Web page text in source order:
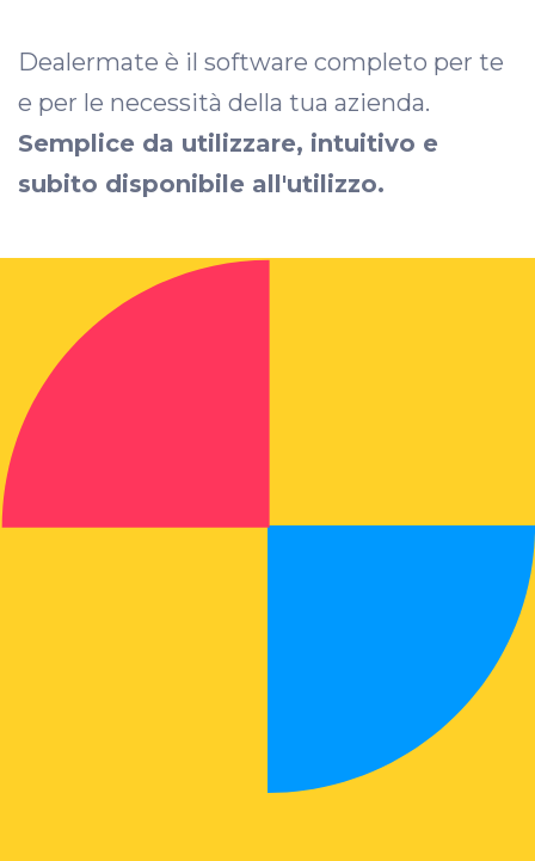
Dealermate è il software completo per te
e per le necessità della tua azienda.
Semplice da utilizzare, intuitivo e
subito disponibile all'utilizzo.